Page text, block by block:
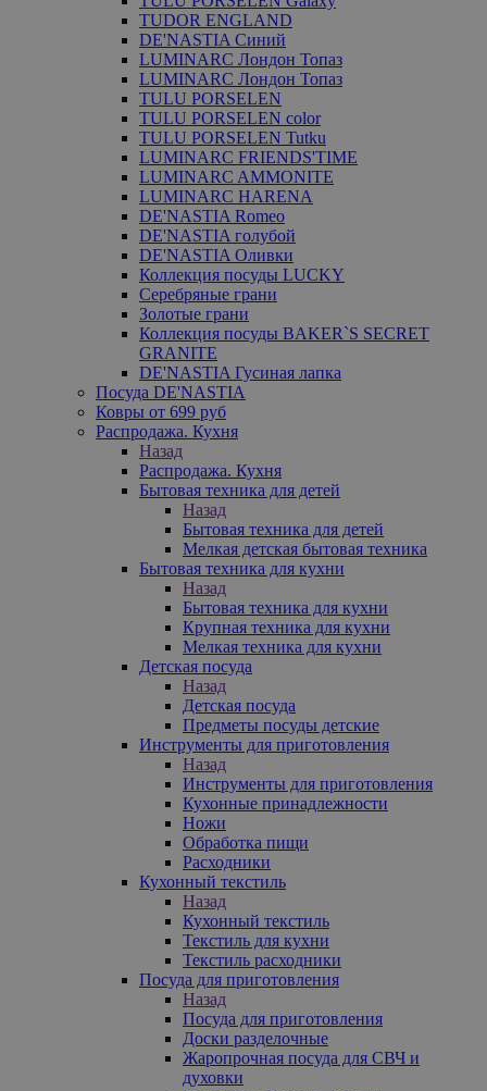
TUDOR ENGLAND
DE'NASTIA Синий
LUMINARC Лондон Топаз
LUMINARC Лондон Топаз
TULU PORSELEN
TULU PORSELEN color
TULU PORSELEN Tutku
LUMINARC FRIENDS'TIME
LUMINARC AMMONITE
LUMINARC HARENA
DE'NASTIA Romeo
DE'NASTIA голубой
DE'NASTIA Оливки
Коллекция посуды LUCKY
Серебряные грани
Золотые грани
Коллекция посуды BAKER`S SECRET
GRANITE
DE'NASTIA Гусиная лапка
Посуда DE'NASTIA
Ковры от 699 руб
Распродажа. Кухня
Назад
Распродажа. Кухня
Бытовая техника для детей
Назад
Бытовая техника для детей
Мелкая детская бытовая техника
Бытовая техника для кухни
Назад
Бытовая техника для кухни
Крупная техника для кухни
Мелкая техника для кухни
Детская посуда
Назад
Детская посуда
Предметы посуды детские
Инструменты для приготовления
Назад
Инструменты для приготовления
Кухонные принадлежности
Ножи
Обработка пищи
Расходники
Кухонный текстиль
Назад
Кухонный текстиль
Текстиль для кухни
Текстиль расходники
Посуда для приготовления
Назад
Посуда для приготовления
Доски разделочные
Жаропрочная посуда для СВЧ и
духовки